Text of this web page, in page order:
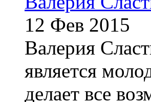
12 Фев 2015
Валерия
является
делает все